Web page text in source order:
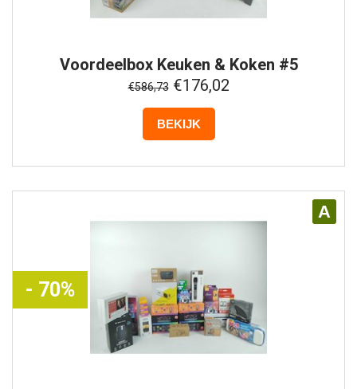
VoordeelboxKeuken & Koken #5
€586,73€176,02
BEKIJK
A
- 70%